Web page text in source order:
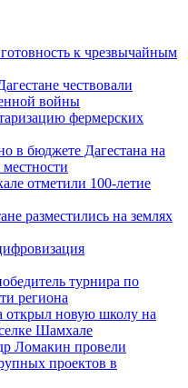
к чрезвычайным
чествовали
войны
фермерских
в бюджете Дагестана на
отметили 100-летие
разместились на землях
турнира по
региона
открыл новую школу на
Шамхале
Ломакин провели
проектов в